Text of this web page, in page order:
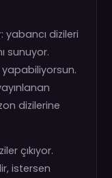
yabancı dizileri
sunuyor.
yapabiliyorsun.
dizilerine
çıkıyor.
istersen